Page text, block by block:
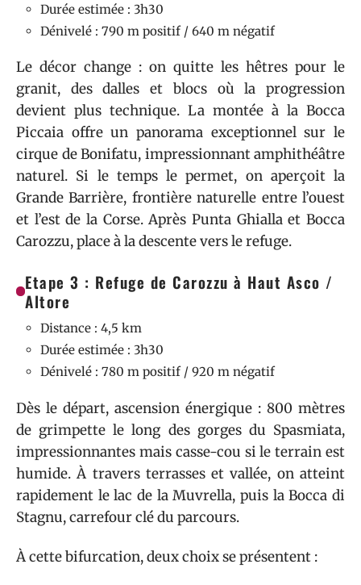
Durée estimée : 3h30
Dénivelé : 790 m positif / 640 m négatif
Le décor change : on quitte les hêtres pour le
granit, des dalles et blocs où la progression
devient plus technique. La montée à la Bocca
Piccaia offre un panorama exceptionnel sur le
cirque de Bonifatu, impressionnant amphithéâtre
naturel. Si le temps le permet, on aperçoit la
Grande Barrière, frontière naturelle entre l’ouest
et l’est de la Corse. Après Punta Ghialla et Bocca
Carozzu, place à la descente vers le refuge.
Etape 3 : Refuge de Carozzu à Haut Asco /
Altore
Distance : 4,5 km
Durée estimée : 3h30
Dénivelé : 780 m positif / 920 m négatif
Dès le départ, ascension énergique : 800 mètres
de grimpette le long des gorges du Spasmiata,
impressionnantes mais casse-cou si le terrain est
humide. À travers terrasses et vallée, on atteint
rapidement le lac de la Muvrella, puis la Bocca di
Stagnu, carrefour clé du parcours.
À cette bifurcation, deux choix se présentent :